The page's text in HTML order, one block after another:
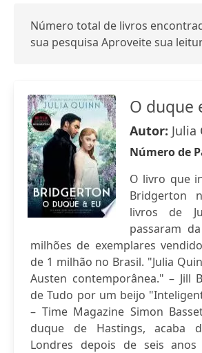
Número total de livros
sua pesquisa Aproveite sua
O duque
Autor: Julia
Número de
O livro que
Bridgerton
livros de
passaram
milhões de exemplares
de 1 milhão no Brasil. "Julia
Austen contemporânea." – Jill
de Tudo por um beijo
– Time Magazine Simon
duque de Hastings, acaba
Londres depois de seis anos